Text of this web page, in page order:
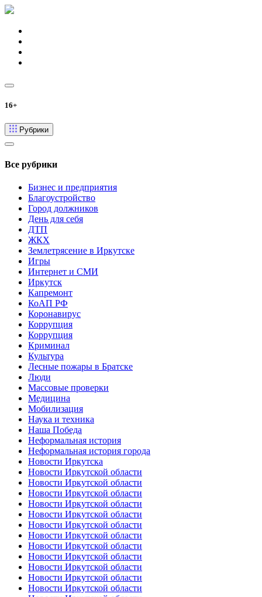
16+
Рубрики
Все рубрики
Бизнес и предприятия
Благоустройство
Город должников
День для себя
ДТП
ЖКХ
Землетрясение в Иркутске
Игры
Интернет и СМИ
Иркутск
Капремонт
КоАП РФ
Коронавирус
Коррупция
Коррупция
Криминал
Культура
Лесные пожары в Братске
Люди
Массовые проверки
Медицина
Мобилизация
Наука и техника
Наша Победа
Неформальная история
Неформальная история города
Новости Иркутска
Новости Иркутской области
Новости Иркутской области
Новости Иркутской области
Новости Иркутской области
Новости Иркутской области
Новости Иркутской области
Новости Иркутской области
Новости Иркутской области
Новости Иркутской области
Новости Иркутской области
Новости Иркутской области
Новости Иркутской области